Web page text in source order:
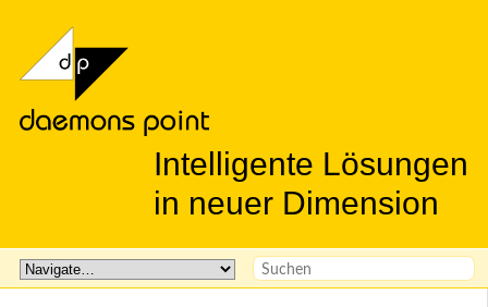
Intelligente Lösungen
in neuer Dimension